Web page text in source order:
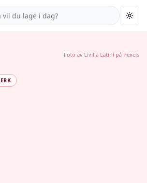
Foto av Livilla Latini på Pexels